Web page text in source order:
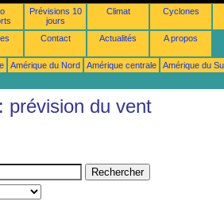
Prévisions 10
jours
Climat Cyclones
Contact Actualités A propos
Amérique du Nord Amérique centrale
Amérique du
prévision du vent